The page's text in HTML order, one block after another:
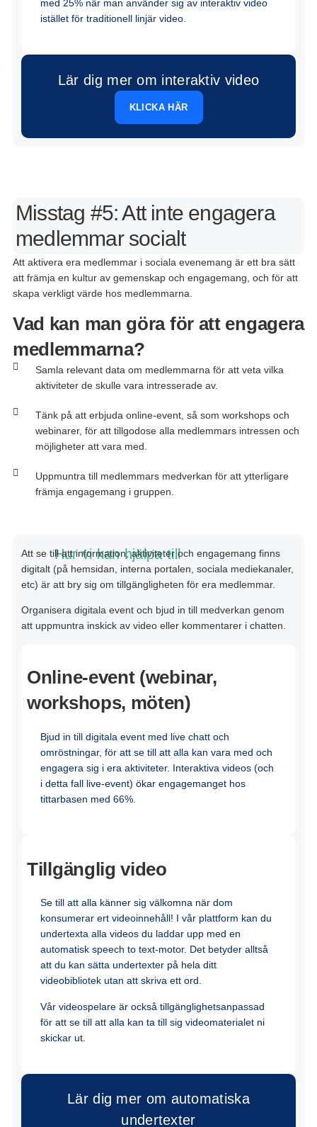
med 25% när man använder sig av interaktiv video
istället för traditionell linjär video.
Lär dig mer om interaktiv video
KLICKA HÄR
Misstag #5: Att inte engagera
medlemmar socialt
Att aktivera era medlemmar i sociala evenemang är ettbra sätt
att främja en kultur av gemenskap och engagemang och för att
skapa verkligt värdehos medlemmarna
Vad kan man göra för att engagera
medlemmarna?
Samla relevant data om medlemmarna för att veta vilka
aktiviteter de skulle vara intresserade av.
Tänk på att erbjuda online-event, så som workshops och
webinarer, för att tillgodose alla medlemmars intressen och
möjligheter att vara med.
Uppmuntra till medlemmars medverkan för att ytterligare
främja engagemang i gruppen.
Hur vi kan hjälpa till
Att se till att information, aktiviteter och engagemang finns
digitalt (på hemsidan, interna portalen, sociala mediekanaler,
etc) är att bry sig om tillgängligheten för era medlemmar.
Organisera digitala event och bjud in till medverkan genom
att uppmuntra inskick av video eller kommentarer i chatten.
Online-event (webinar,
workshops, möten)
Bjud in till digitala event med live chatt och
omröstningar, för attse till att alla kan vara med och
engagera sig iera aktiviteter. Interaktiva videos (och
i detta fall live-event) ökar engagemangethos
tittarbasen med 66%.
Tillgänglig video
Se till att alla känner sig välkomna när dom
konsumerar ert videoinnehåll! I vår plattform kan du
undertexta alla videos du laddar upp med en
automatisk speech to text-motor. Det betyder alltså
att du kan sätta undertexter på hela ditt
videobibliotek utan att skriva ett ord.
Vår videospelare är också tillgänglighetsanpassad
för att se till att alla kan ta till sig videomaterialet ni
skickar ut.
Lär dig mer om automatiska
undertexter